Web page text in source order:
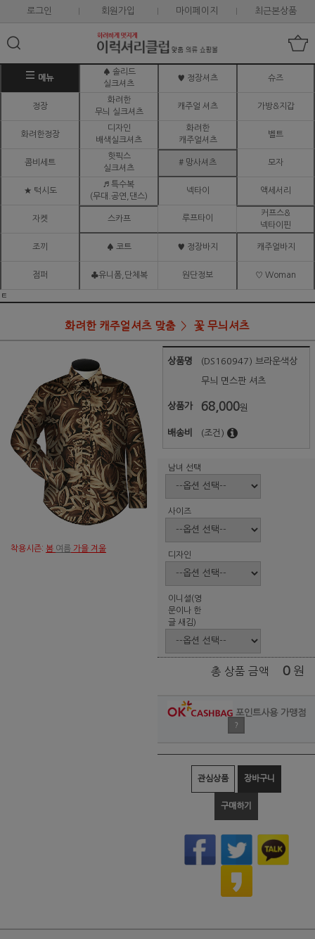
로그인 회원가입 마이페이지 최근본상품
메뉴
♠ 솔리드
실크셔츠
♥ 정장셔츠 슈즈
정장
화려한
무늬 실크셔츠
캐주얼 셔츠 가방&지갑
화려한정장
디자인
배색실크셔츠
화려한
캐주얼셔츠
벨트
콤비세트
핫픽스
실크셔츠
# 망사셔츠 모자
★ 턱시도
♬ 특수복
(무대.공연,댄스)
넥타이 액세서리
자켓 스카프 루프타이
커프스&
넥타이핀
조끼 ♠ 코트 ♥ 정장바지 캐주얼바지
점퍼 ♣유니폼,단체복 원단정보 ♡ Woman
ㅌ
화려한 캐주얼셔츠 맞춤 꽃 무늬셔츠
착용시즌: 봄 여름 가을 겨울
상품명 (DS160947) 브라운색상
무늬 면스판 셔츠
상품가 68,000원
배송비 (조건)
남녀 선택
사이즈
디자인
이니셜(영
문이나 한
글 새김)
총 상품 금액 0 원
포인트사용 가맹점
?
관심상품 장바구니
구매하기